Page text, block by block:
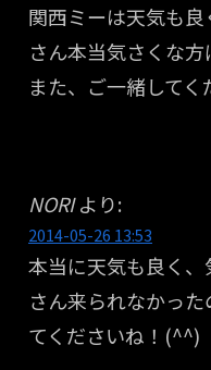
関西ミーは天気も
さん本当気さくな方
また、ご一緒して
NORI より:
2014-05-26 13:53
本当に天気も良く
さん来られなかっ
てくださいね！(^^)